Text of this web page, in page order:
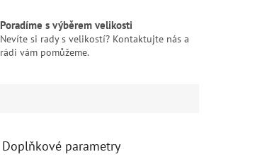
Poradíme s výběrem velikosti
Nevíte si rady s velikostí? Kontaktujte nás a
rádi vám pomůžeme.
Doplňkové parametry